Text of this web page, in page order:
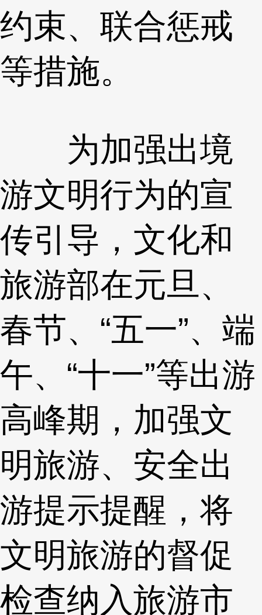
约束、联合惩戒
等措施。
为加强出境
游文明行为的宣
传引导，文化和
旅游部在元旦、
春节、“五一”、端
午、“十一”等出游
高峰期，加强文
明旅游、安全出
游提示提醒，将
文明旅游的督促
检查纳入旅游市